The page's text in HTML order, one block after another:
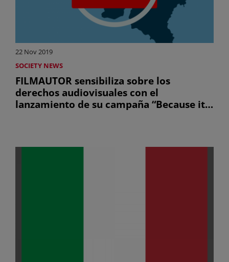
22 Nov 2019
SOCIETY NEWS
FILMAUTOR sensibiliza sobre los
derechos audiovisuales con el
lanzamiento de su campaña “Because it’s